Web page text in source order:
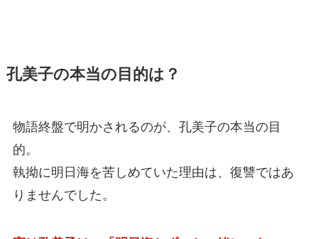
孔美子の本当の目的は？
物語終盤で明かされるのが、孔美子の本当の目
的。
執拗に明日海を苦しめていた理由は、復讐ではあ
りませんでした。